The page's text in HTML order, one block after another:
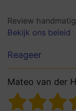
Review
Bekijk ons beleid
Reageer
Mateo van der